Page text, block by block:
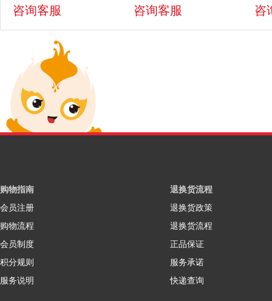
咨询客服 咨询客服 咨
购物指南
会员注册
购物流程
会员制度
积分规则
服务说明
退换货流程
退换货政策
退换货流程
正品保证
服务承诺
快递查询